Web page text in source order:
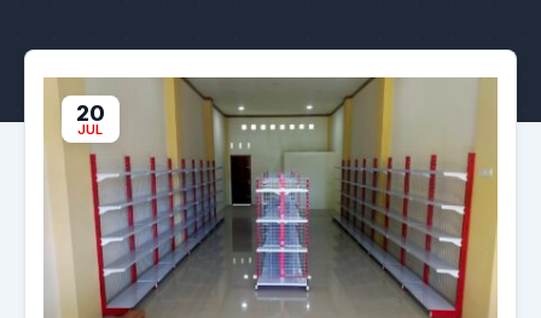
20
JUL